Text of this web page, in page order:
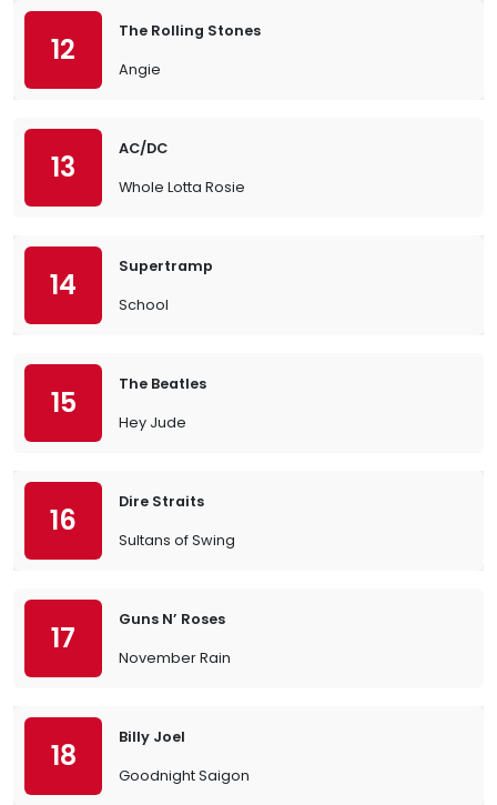
12
The Rolling Stones
Angie
13
AC/DC
Whole Lotta Rosie
14
Supertramp
School
15
The Beatles
Hey Jude
16
Dire Straits
Sultans of Swing
17
Guns N’ Roses
November Rain
18
Billy Joel
Goodnight Saigon